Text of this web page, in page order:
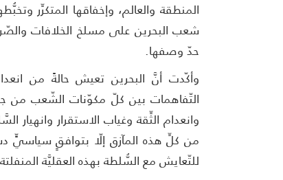
المنطقة والعالم، وإخفاقها المتكرِّر
شعب البحرين على مسلخ الخلافات
حدّ وصفها.
وأكّدت أنَّ البحرين تعيش حالةً من
التّفاهمات بين كلّ مكوّنات الشّعب من
وانعدام الثِّقة وغياب الاستقرار وانهيار
من كلِّ هذه المآزق إلّا بتوافقٍ سياسيٍّ
للتّعايش مع السُّلطة بهذه العقليَّة